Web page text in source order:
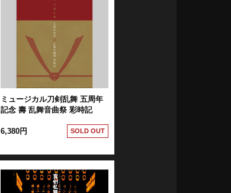
ミュージカル刀剣乱舞 五周年
記念 壽 乱舞音曲祭 彩時記
6,380円 SOLD OUT